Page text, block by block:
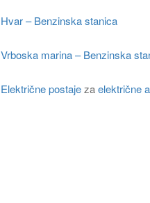
Hvar – Benzinska stanica
Vrboska marina – Benzinska
Električne postajezaelektrične